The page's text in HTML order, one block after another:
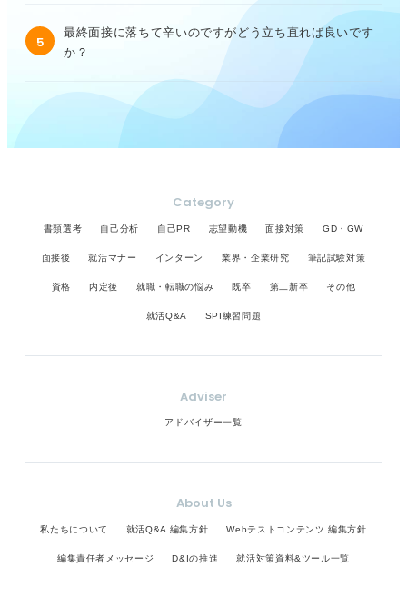
5
最終面接に落ちて辛いのですがどう立ち直れば良いです
か？
Category
書類選考 自己分析 自己PR 志望動機 面接対策 GD・GW
面接後 就活マナー インターン 業界・企業研究 筆記試験対策
資格 内定後 就職・転職の悩み 既卒 第二新卒 その他
就活Q&A SPI練習問題
Adviser
アドバイザー一覧
About Us
私たちについて 就活Q&A 編集方針 Webテストコンテンツ 編集方針
編集責任者メッセージ D&Iの推進 就活対策資料&ツール一覧